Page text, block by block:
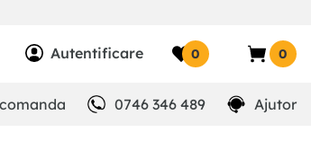
Autentificare 0 0
0746 346 489 Ajutor